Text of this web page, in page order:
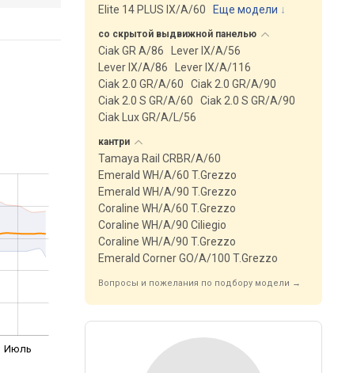
Июль
Elite 14 PLUS IX/A/60
Еще модели ↓
со скрытой выдвижной панелью
Ciak GR A/86
Lever IX/A/56
Lever IX/A/86
Lever IX/A/116
Ciak 2.0 GR/A/60
Ciak 2.0 GR/A/90
Ciak 2.0 S GR/A/60
Ciak 2.0 S GR/A/90
Ciak Lux GR/A/L/56
кантри
Tamaya Rail CRBR/A/60
Emerald WH/A/60 T.Grezzo
Emerald WH/A/90 T.Grezzo
Coraline WH/A/60 T.Grezzo
Coraline WH/A/90 Ciliegio
Coraline WH/A/90 T.Grezzo
Emerald Corner GO/A/100 T.Grezzo
Вопросы и пожелания по подбору модели →